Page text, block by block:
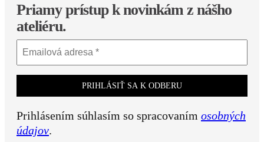
Priamy prístup k novinkám z nášho
ateliéru.
Prihlásením súhlasím so spracovaním osobných
údajov.